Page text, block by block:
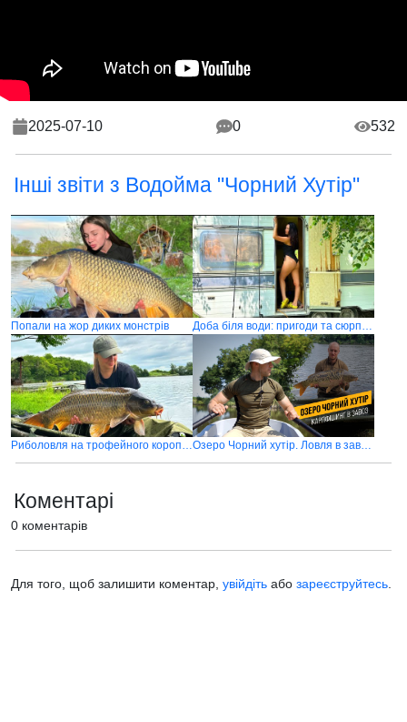
2025-07-10 0 532
Інші звіти з Водойма "Чорний Хутір"
Попали на жор диких монстрів Доба біля води: пригоди та сюрпризи
Риболовля на трофейного коропа на водоймі "Чорний Хутір" Озеро Чорний хутір. Ловля в завоз і неймовірний карпфішинг
Коментарі
0 коментарів
Для того, щоб залишити коментар, увійдіть або зареєструйтесь